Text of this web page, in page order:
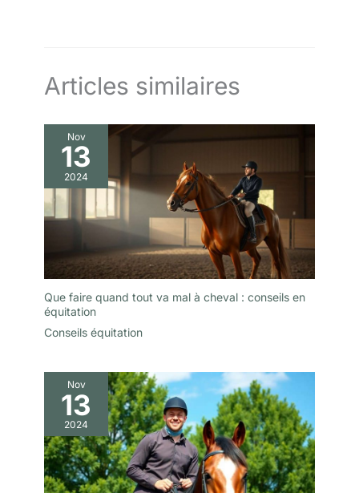
Articles similaires
Nov
13
2024
Que faire quand tout va mal à cheval : conseils en
équitation
Conseils équitation
Nov
13
2024